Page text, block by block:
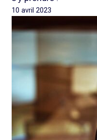
10 avril 2023